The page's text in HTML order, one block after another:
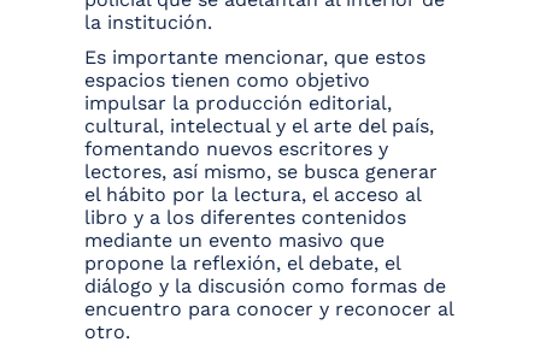
la institución.
Es importante mencionar, que estos
espacios tienen como objetivo
impulsar la producción editorial,
cultural, intelectual y el arte del país,
fomentando nuevos escritores y
lectores, así mismo, se busca generar
el hábito por la lectura, el acceso al
libro y a los diferentes contenidos
mediante un evento masivo que
propone la reflexión, el debate, el
diálogo y la discusión como formas de
encuentro para conocer y reconocer al
otro.